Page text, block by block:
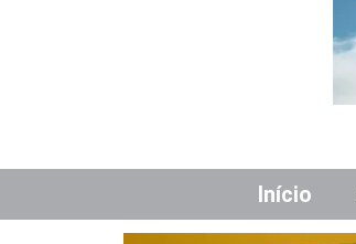
Início